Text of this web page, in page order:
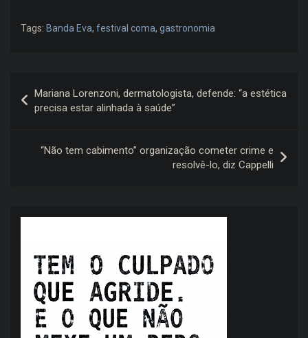
Tags: Banda Eva, festival coma, gastronomia
de
Mariana Lorenzoni, dermatologista, defende: “a estética
precisa estar alinhada à saúde”
“Não tem cabimento” organização cometer crime e
resolvê-lo, diz Cappelli